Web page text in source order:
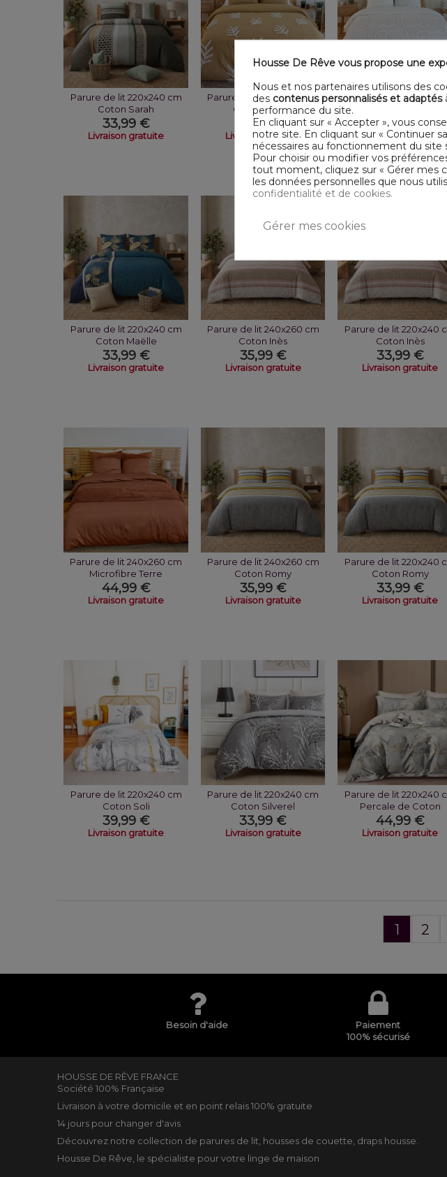
Parure de lit 220x240 cm
Coton Sarah
33,99 €
Livraison gratuite
Parure de lit 240x260 cm
Coton Feuillu
48,99 €
Livraison gratuite
Parure de lit 240x260
48,99 €
Livraison gratuite
Parure de lit 220x240 cm
Coton Maëlle
33,99 €
Livraison gratuite
Parure de lit 240x260 cm
Coton Inès
35,99 €
Livraison gratuite
Parure de lit 220x240
Coton Inès
33,99 €
Livraison gratuite
Parure de lit 240x260 cm
Microfibre Terre
44,99 €
Livraison gratuite
Parure de lit 240x260 cm
Coton Romy
35,99 €
Livraison gratuite
Parure de lit 220x240
Coton Romy
33,99 €
Livraison gratuite
Parure de lit 220x240 cm
Coton Soli
39,99 €
Livraison gratuite
Parure de lit 220x240 cm
Coton Silverel
33,99 €
Livraison gratuite
Parure de lit 220x240
Percale de Coton
Sélénore
44,99 €
Livraison gratuite
1 2
Besoin d'aide
Paiement
100% sécurisé
HOUSSE DE RÊVE FRANCE
Société 100% Française
Livraison à votre domicile et en point relais 100% gratuite
14 jours pour changer d'avis
Découvrez notre collection de parures de lit housses de couette draps housse
Housse De Rêve, le spécialiste pour votre linge de maison
Housse De Rêve vous propose une
Nous et nos partenaires utilisons des
des contenus personnalisés et adaptés
performance du site.
En cliquant sur « Accepter », vous
notre site. En cliquant sur « Continuer
nécessaires au fonctionnement du site
Pour choisir ou modifier vos
tout moment, cliquez sur « Gérer mes
les données personnelles que nous
confidentialité et de cookies.
Gérer mes cookies